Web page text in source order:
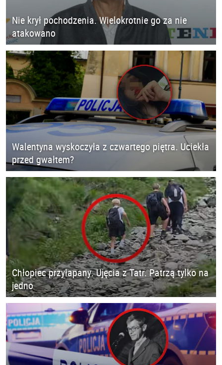
Nie krył pochodzenia. Wielokrotnie go za nie
atakowano
Walentyna wyskoczyła z czwartego piętra. Uciekła
przed gwałtem?
Chłopiec przyłapany. Ujęcia z Tatr. Patrzą tylko na
jedno